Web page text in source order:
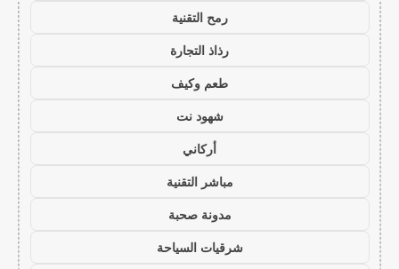
رمح التقنية
رذاذ التجارة
طعم وكيف
شهود نت
أركاني
مباشر التقنية
مدونة صحبة
شرقيات السياحة